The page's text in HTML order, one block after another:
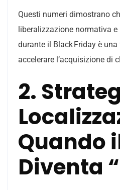
Questi numeri dimostrano
liberalizzazione normativa
durante il Black Friday è
accelerare l’acquisizione di
2.
Quando
Diventa